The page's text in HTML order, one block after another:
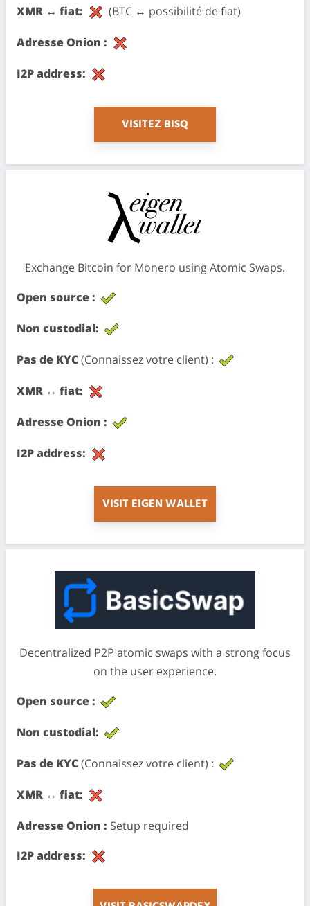
XMR ↔ fiat: (BTC ↔ possibilité de fiat)
Adresse Onion :
I2P address:
VISITEZ BISQ
Exchange Bitcoin for Monero using Atomic Swaps.
Open source :
Non custodial:
Pas de KYC(Connaissez votre client) :
XMR ↔ fiat:
Adresse Onion :
I2P address:
VISIT EIGEN WALLET
Decentralized P2P atomic swaps with a strong focus
on the user experience.
Open source :
Non custodial:
Pas de KYC(Connaissez votre client) :
XMR ↔ fiat:
Adresse Onion : Setup required
I2P address: